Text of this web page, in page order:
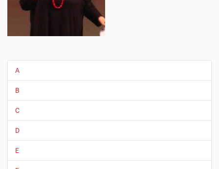
N
i
g
a
z
i
A
B
C
D
E